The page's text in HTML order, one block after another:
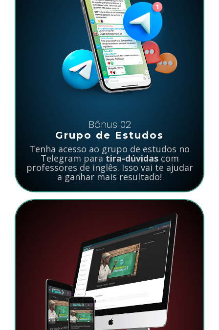
Bônus 02
Grupo de Estudos
Tenha acesso ao grupo de estudos no
Telegram paratira-dúvidascom
professores de inglês. Isso vai te ajudar
a ganhar mais resultado!